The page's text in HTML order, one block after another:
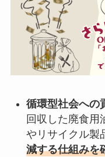
循環型社会への
回収した廃食用
やリサイクル製
減する仕組みを